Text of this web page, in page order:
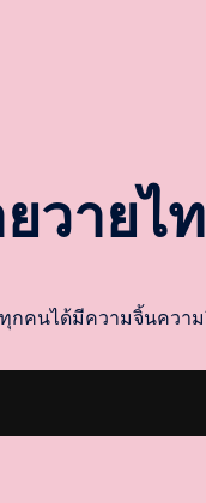
วายไ
ทุกคนได้มีความจิ้นควา